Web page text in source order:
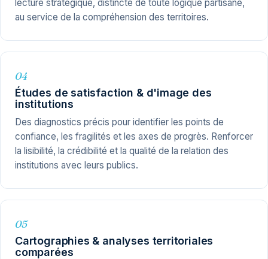
lecture stratégique, distincte de toute logique partisane,
au service de la compréhension des territoires.
04
Études de satisfaction & d'image des
institutions
Des diagnostics précis pour identifier les points de
confiance, les fragilités et les axes de progrès. Renforcer
la lisibilité, la crédibilité et la qualité de la relation des
institutions avec leurs publics.
05
Cartographies & analyses territoriales
comparées